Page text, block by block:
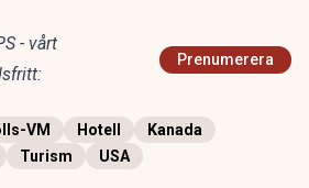
- vårt
Prenumerera
VM Hotell
Kanada
Turism USA